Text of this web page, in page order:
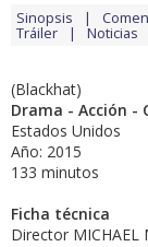
Sinopsis
Tráiler Noticias
(Blackhat)
Drama - Acción -
Estados Unidos
Año: 2015
133 minutos
Ficha técnica
Director MICHAEL